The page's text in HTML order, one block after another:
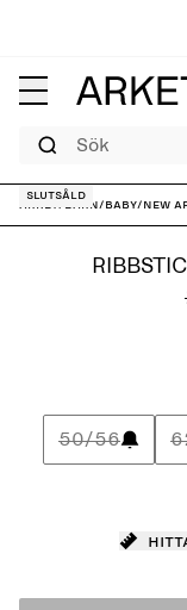
ARKET/ Barn/Baby/New
Slutsåld
50/56